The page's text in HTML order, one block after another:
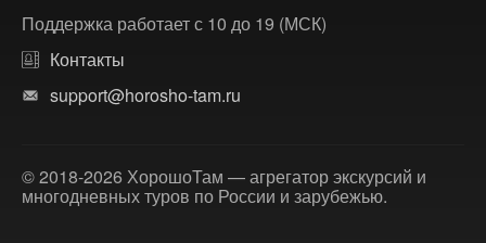
Поддержка работает с 10 до 19 (МСК)
Контакты
support@horosho-tam.ru
© 2018-2026 ХорошоТам — агрегатор экскурсий и
многодневных туров по России и зарубежью.